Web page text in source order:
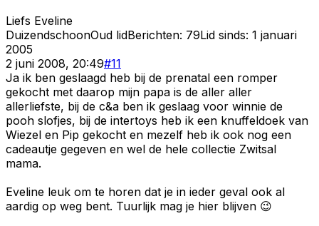
Liefs Eveline
DuizendschoonOud lidBerichten: 79Lid sinds: 1 januari
2005
2 juni 2008, 20:49#11
Ja ik ben geslaagd heb bij de prenatal een romper
gekocht met daarop mijn papa is de aller aller
allerliefste, bij de c&a ben ik geslaag voor winnie de
pooh slofjes, bij de intertoys heb ik een knuffeldoek van
Wiezel en Pip gekocht en mezelf heb ik ook nog een
cadeautje gegeven en wel de hele collectie Zwitsal
mama.
Eveline leuk om te horen dat je in ieder geval ook al
aardig op weg bent. Tuurlijk mag je hier blijven 😉